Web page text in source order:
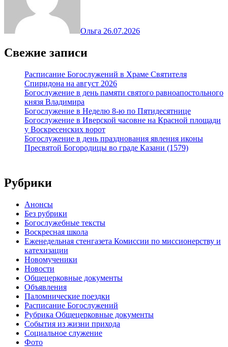
Ольга 26.07.2026
Свежие записи
Расписание Богослужений в Храме Святителя
Спиридона на август 2026
Богослужение в день памяти святого равноапостольного
князя Владимира
Богослужение в Неделю 8-ю по Пятидесятнице
Богослужение в Иверской часовне на Красной площади
у Воскресенских ворот
Богослужение в день празднования явления иконы
Пресвятой Богородицы во граде Казани (1579)
Рубрики
Анонсы
Без рубрики
Богослужебные тексты
Воскресная школа
Еженедельная стенгазета Комиссии по миссионерству и
катехизации
Новомученики
Новости
Общецерковные документы
Объявления
Паломнические поездки
Расписание Богослужений
Рубрика Общецерковные документы
События из жизни прихода
Социальное служение
Фото